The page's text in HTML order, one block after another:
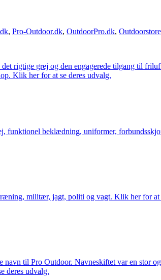
, Pro-Outdoor.dk, OutdoorPro.dk,
rigtige grej og den engagerede tilgang til
Klik her for at se deres udvalg.
funktionel beklædning, uniformer,
militær, jagt, politi og vagt. Klik her for at
til Pro Outdoor. Navneskiftet var en stor
deres udvalg.